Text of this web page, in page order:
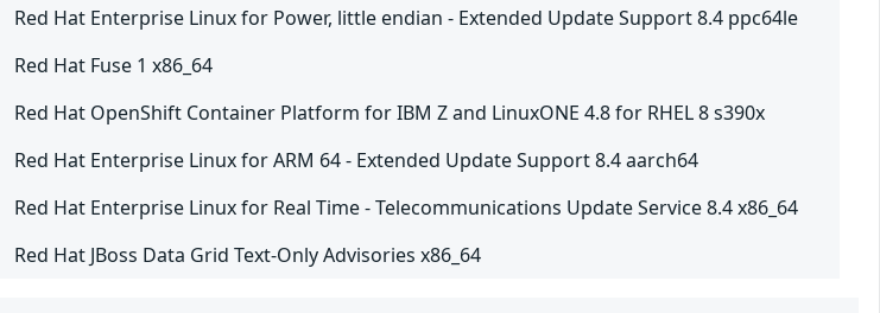
Red Hat Enterprise Linux for Power, little endian - Extended Update Support 8.4 ppc64le
Red Hat Fuse 1 x86_64
Red Hat OpenShift Container Platform for IBM Z and LinuxONE 4.8 for RHEL 8 s390x
Red Hat Enterprise Linux for ARM 64 - Extended Update Support 8.4 aarch64
Red Hat Enterprise Linux for Real Time - Telecommunications Update Service 8.4 x86_64
Red Hat JBoss Data Grid Text-Only Advisories x86_64